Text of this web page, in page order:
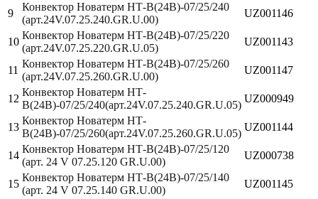
9
Конвектор Новатерм НТ-В(24В)-07/25/240
(арт.24V.07.25.240.GR.U.00)
UZ001146
10
Конвектор Новатерм НТ-В(24В)-07/25/220
(арт.24V.07.25.220.GR.U.05)
UZ001143
11
Конвектор Новатерм НТ-В(24В)-07/25/260
(арт.24V.07.25.260.GR.U.00)
UZ001147
12
Конвектор Новатерм НТ-
В(24В)-07/25/240(арт.24V.07.25.240.GR.U.05)
UZ000949
13
Конвектор Новатерм НТ-
В(24В)-07/25/260(арт.24V.07.25.260.GR.U.05)
UZ001144
14
Конвектор Новатерм НТ-В(24В)-07/25/120
(арт. 24 V 07.25.120 GR.U.00)
UZ000738
15
Конвектор Новатерм НТ-В(24В)-07/25/140
(арт. 24 V 07.25.140 GR.U.00)
UZ001145